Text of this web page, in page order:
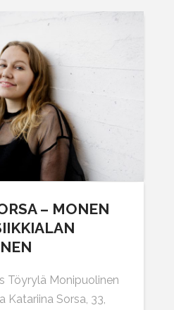
– MONEN
Töyrylä Monipuolinen
Katariina Sorsa, 33,